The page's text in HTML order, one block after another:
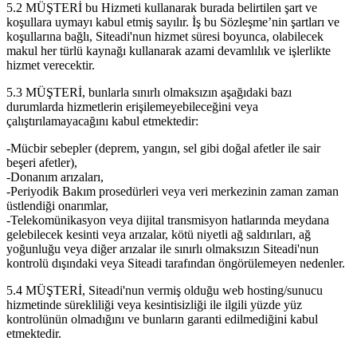
5.2 MÜŞTERİ bu Hizmeti kullanarak burada belirtilen şart ve
koşullara uymayı kabul etmiş sayılır. İş bu Sözleşme’nin şartları ve
koşullarına bağlı, Siteadi'nun hizmet süresi boyunca, olabilecek
makul her türlü kaynağı kullanarak azami devamlılık ve işlerlikte
hizmet verecektir.
5.3 MÜŞTERİ, bunlarla sınırlı olmaksızın aşağıdaki bazı
durumlarda hizmetlerin erişilemeyebileceğini veya
çalıştırılamayacağını kabul etmektedir:
-Mücbir sebepler (deprem, yangın, sel gibi doğal afetler ile sair
beşeri afetler),
-Donanım arızaları,
-Periyodik Bakım prosedürleri veya veri merkezinin zaman zaman
üstlendiği onarımlar,
-Telekomünikasyon veya dijital transmisyon hatlarında meydana
gelebilecek kesinti veya arızalar, kötü niyetli ağ saldırıları, ağ
yoğunluğu veya diğer arızalar ile sınırlı olmaksızın Siteadi'nun
kontrolü dışındaki veya Siteadi tarafından öngörülemeyen nedenler.
5.4 MÜŞTERİ, Siteadi'nun vermiş olduğu web hosting/sunucu
hizmetinde sürekliliği veya kesintisizliği ile ilgili yüzde yüz
kontrolünün olmadığını ve bunların garanti edilmediğini kabul
etmektedir.